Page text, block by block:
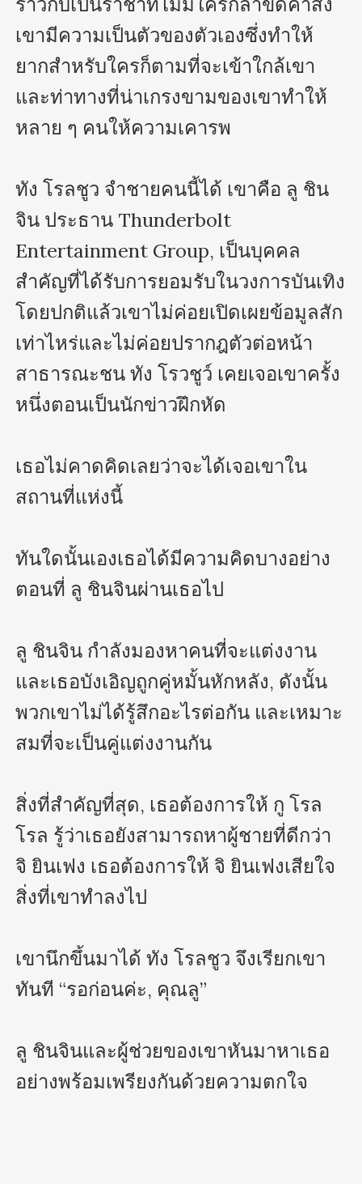
เขามีความเป็นตัวของตัวเองซึ่งทำให้
ยากสำหรับใครก็ตามที่จะเข้าใกล้เขา
และท่าทางที่น่าเกรงขามของเขาทำให้
หลาย ๆ คนให้ความเคารพ
ทัง โรลชูว จำชายคนนี้ได้ เขาคือ ลู ชิน
จิน ประธาน Thunderbolt
Entertainment Group, เป็นบุคคล
สำคัญที่ได้รับการยอมรับในวงการบันเทิง
โดยปกติแล้วเขาไม่ค่อยเปิดเผยข้อมูลสัก
เท่าไหร่และไม่ค่อยปรากฎตัวต่อหน้า
สาธารณะชน ทัง โรวชูว์ เคยเจอเขาครั้ง
หนึ่งตอนเป็นนักข่าวฝึกหัด
เธอไม่คาดคิดเลยว่าจะได้เจอเขาใน
สถานที่แห่งนี้
ทันใดนั้นเองเธอได้มีความคิดบางอย่าง
ตอนที่ ลู ชินจินผ่านเธอไป
ลู ชินจิน กำลังมองหาคนที่จะแต่งงาน
และเธอบังเอิญถูกคู่หมั้นหักหลัง, ดังนั้น
พวกเขาไม่ได้รู้สึกอะไรต่อกัน และเหมาะ
สมที่จะเป็นคู่แต่งงานกัน
สิ่งที่สำคัญที่สุด, เธอต้องการให้ กู โรล
โรล รู้ว่าเธอยังสามารถหาผู้ชายที่ดีกว่า
จิ ยินเฟง เธอต้องการให้ จิ ยินเฟงเสียใจ
สิ่งที่เขาทำลงไป
เขานึกขึ้นมาได้ ทัง โรลชูว จึงเรียกเขา
ทันที “รอก่อนค่ะ, คุณลู”
ลู ชินจินและผู้ช่วยของเขาหันมาหาเธอ
อย่างพร้อมเพรียงกันด้วยความตกใจ